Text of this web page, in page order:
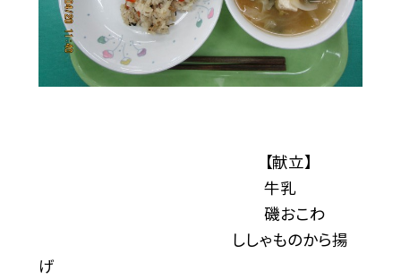
【献立】
牛乳
磯おこわ
ししゃものから揚
げ